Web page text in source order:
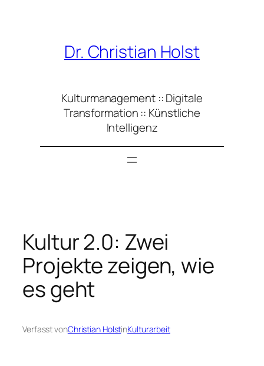
Dr. Christian Holst
Kulturmanagement :: Digitale
Transformation :: Künstliche
Intelligenz
Kultur 2.0: Zwei
Projekte zeigen, wie
es geht
Verfasst vonChristian HolstinKulturarbeit